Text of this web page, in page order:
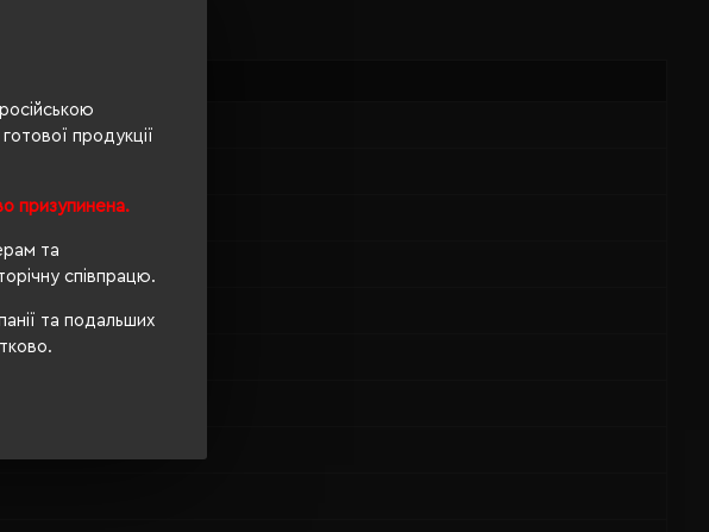
продукції
призупинена.
та
співпрацю.
та подальших